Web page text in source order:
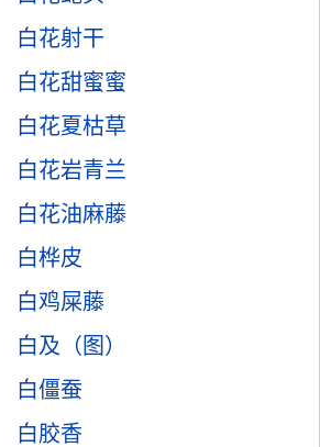
白花射干
白花甜蜜蜜
白花夏枯草
白花岩青兰
白花油麻藤
白桦皮
白鸡屎藤
白及（图）
白僵蚕
白胶香